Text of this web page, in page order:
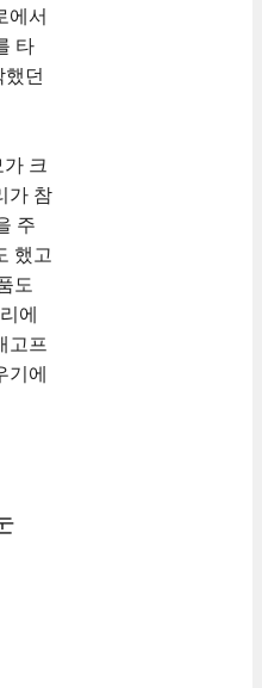
에서
타
던
크
가 참
주
했고
도
에
고프
기에